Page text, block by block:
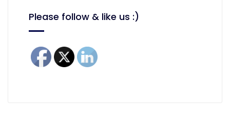
Please follow & like us :)